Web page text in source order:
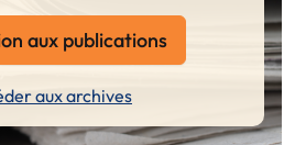
aux publications
aux archives